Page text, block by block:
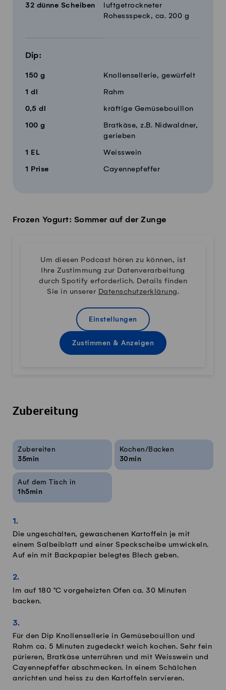
32 dünne Scheiben
luftgetrockneter
Rohessspeck, ca. 200 g
Dip:
150 g Knollensellerie, gewürfelt
1 dl Rahm
0,5 dl kräftige Gemüsebouillon
100 g
Bratkäse, z.B. Nidwaldner,
gerieben
1 EL Weisswein
1 Prise Cayennepfeffer
Frozen Yogurt: Sommer auf der Zunge
Um diesen Podcast hören zu können, ist
Ihre Zustimmung zur Datenverarbeitung
durch Spotify erforderlich. Details finden
Sie in unserer Datenschutzerklärung.
Einstellungen
Zustimmen & Anzeigen
Zubereitung
Rezeptinfos
Zubereiten
35min
Kochen/Backen
30min
Auf dem Tisch in
1h5min
Die ungeschälten, gewaschenen Kartoffeln je mit
einem Salbeiblatt und einer Speckscheibe umwickeln.
Auf ein mit Backpapier belegtes Blech geben.
Im auf 180 °C vorgeheizten Ofen ca. 30 Minuten
backen.
Für den Dip Knollensellerie in Gemüsebouillon und
Rahm ca. 5 Minuten zugedeckt weich kochen. Sehr fein
pürieren, Bratkäse unterrühren und mit Weisswein und
Cayennepfeffer abschmecken. In einem Schälchen
anrichten und heiss zu den Kartoffeln servieren.